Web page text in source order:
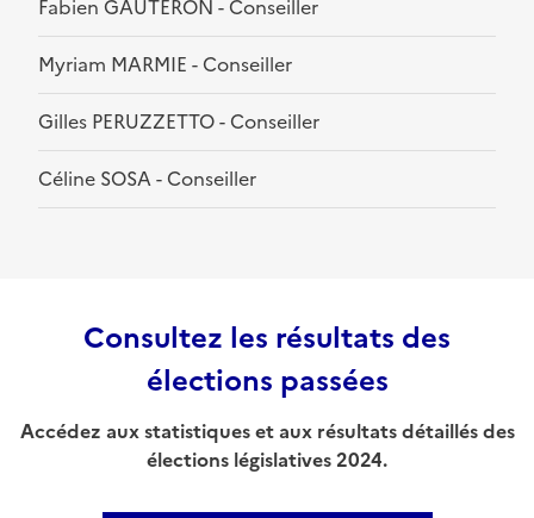
Fabien GAUTERON - Conseiller
Myriam MARMIE - Conseiller
Gilles PERUZZETTO - Conseiller
Céline SOSA - Conseiller
Consultez les résultats des
élections passées
Accédez aux statistiques et aux résultats détaillés des
élections législatives 2024.